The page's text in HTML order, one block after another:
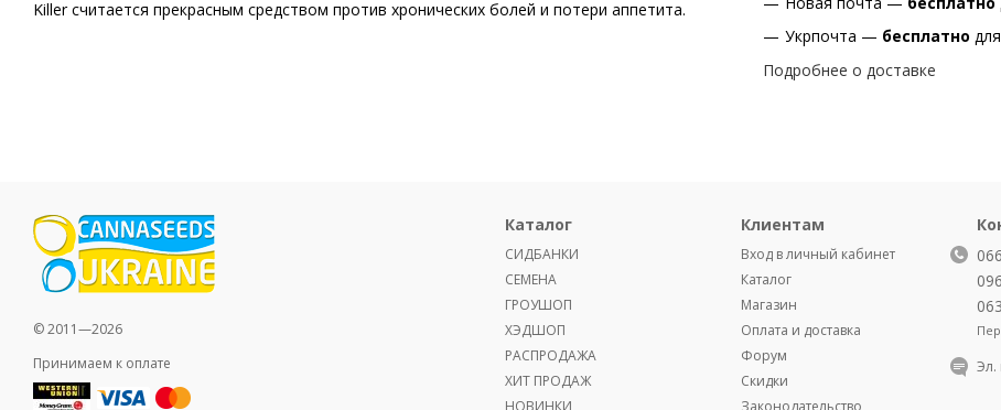
Killer считается прекрасным средством против хронических болей и потери аппетита.
Укрпочта — бесплатно
Подробнее о доставке
© 2011—2026
Принимаем к оплате
Каталог
СИДБАНКИ
СЕМЕНА
ГРОУШОП
ХЭДШОП
РАСПРОДАЖА
ХИТ ПРОДАЖ
НОВИНКИ
Клиентам
Вход в личный кабинет
Каталог
Магазин
Оплата и доставка
Форум
Скидки
Законодательство
Эл.